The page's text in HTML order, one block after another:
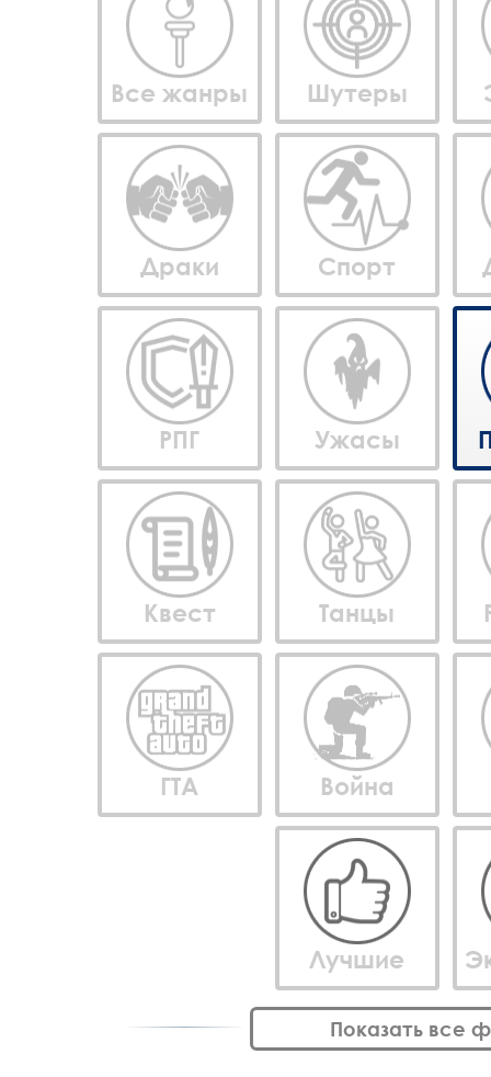
Все жанры Шутеры
Драки Спорт
РПГ Ужасы
Квест Танцы
ГТА Война
Лучшие
Показать все